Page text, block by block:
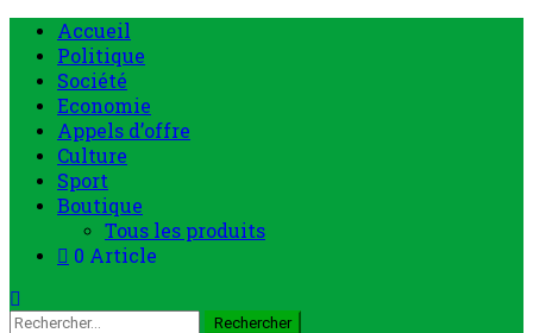
Menu
principal
Accueil
Politique
Société
Economie
Appels d’offre
Culture
Sport
Boutique
Tous les produits
0 Article
Rechercher :